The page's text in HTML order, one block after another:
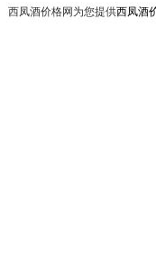
西凤酒价格网为您提供西凤酒